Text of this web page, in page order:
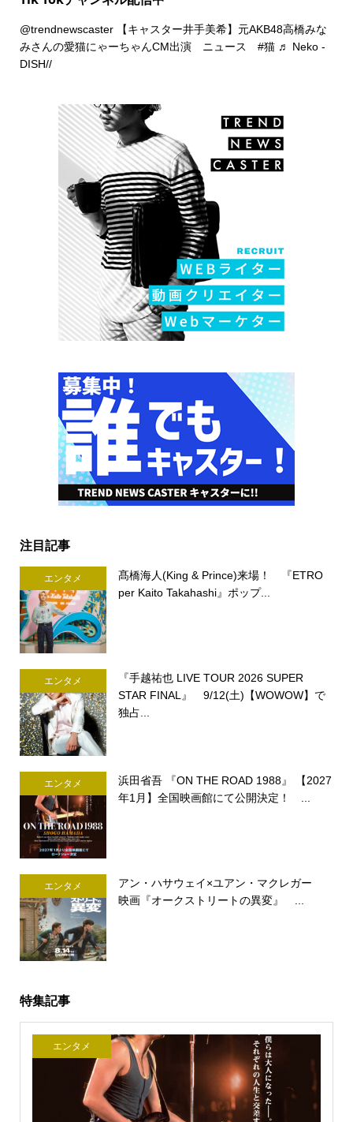
@trendnewscaster【キャスター井手美希】元AKB48高橋みな
みさんの愛猫にゃーちゃんCM出演 ニュース #猫 ♬ Neko -
DISH//
注目記事
エンタメ
髙橋海人(King & Prince)来場！ 『ETRO
per Kaito Takahashi』ポップ...
エンタメ
『手越祐也 LIVE TOUR 2026 SUPER
STAR FINAL』 9/12(土)【WOWOW】で
独占...
エンタメ
浜田省吾 『ON THE ROAD 1988』 【2027
年1月】全国映画館にて公開決定！ ...
エンタメ
アン・ハサウェイ×ユアン・マクレガー
映画『オークストリートの異変』 ...
特集記事
エンタメ